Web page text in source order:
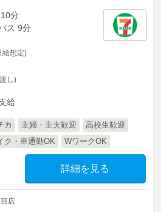
分
ス 9分
給想定)
し)
給
カ 主婦・主夫歓迎
高校生歓迎
ク・車通勤OK WワークOK
詳細を見る
店